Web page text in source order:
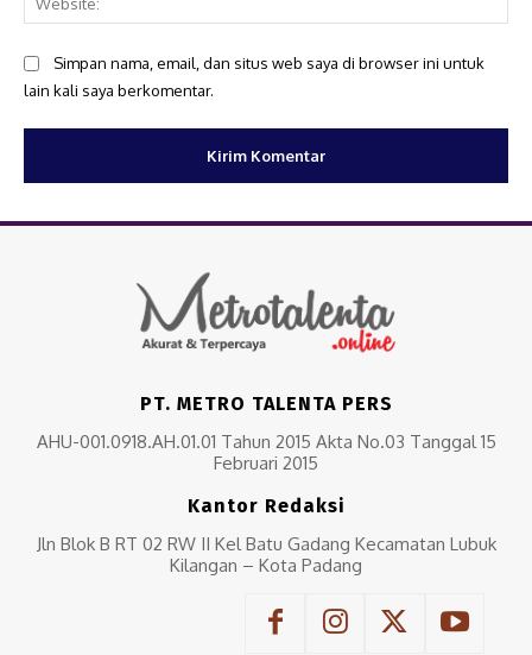
Simpan nama, email, dan situs web saya di browser ini untuk
lain kali saya berkomentar.
PT. METRO TALENTA PERS
AHU-001.0918.AH.01.01 Tahun 2015 Akta No.03 Tanggal 15
Februari 2015
Kantor Redaksi
Jln Blok B RT 02 RW II Kel Batu Gadang Kecamatan Lubuk
Kilangan – Kota Padang